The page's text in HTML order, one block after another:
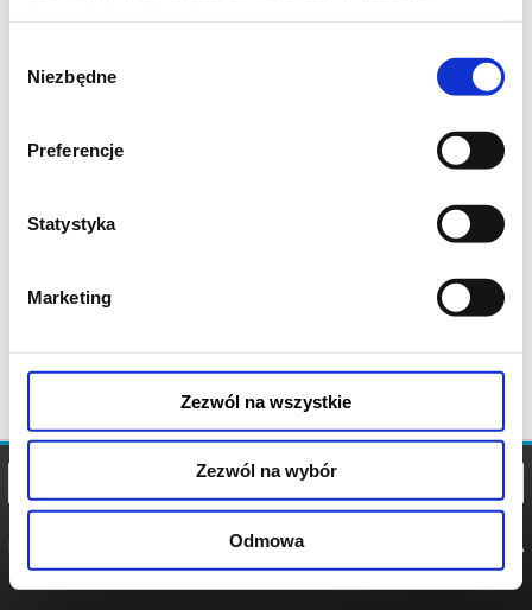
zgody
Niezbędne
Preferencje
Statystyka
Marketing
Zezwól na wszystkie
Zezwól na wybór
Odmowa
POLITYKA
POLITYKA